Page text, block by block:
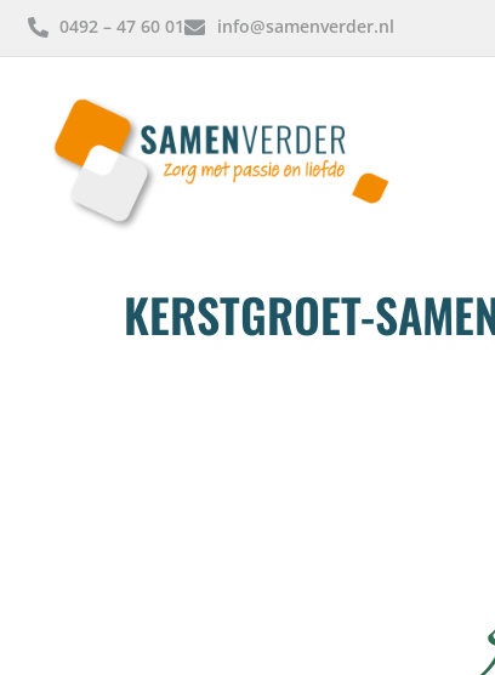
0492 – 47 60 01 info@samenverder.nl
KERSTGROET-